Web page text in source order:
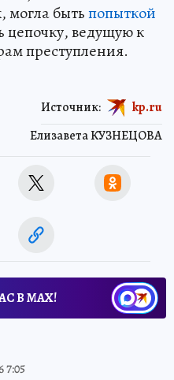
бытьпопыткой
цепочку, ведущую к
преступления.
Елизавета КУЗНЕЦОВА
Источник: kp.ru
В МАХ!
7:05